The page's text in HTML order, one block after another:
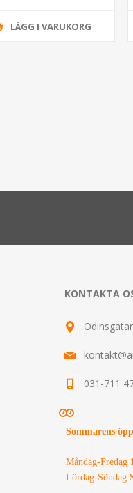
LÄGG I VARUKORG
KONTAKTA
031-711
Sommarens
Måndag-Fredag
Lördag-Söndag